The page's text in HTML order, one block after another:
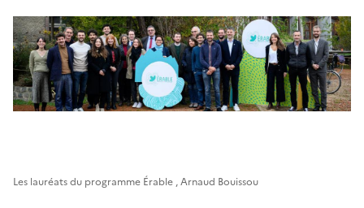
Les lauréats du programme Érable , Arnaud Bouissou